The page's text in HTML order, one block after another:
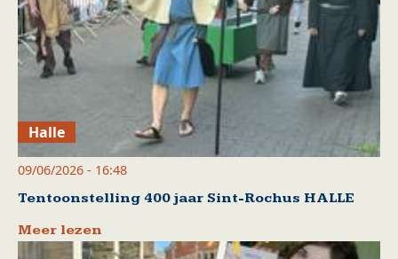
Halle
09/06/2026 - 16:48
Tentoonstelling 400 jaar Sint-Rochus HALLE
Meer lezen